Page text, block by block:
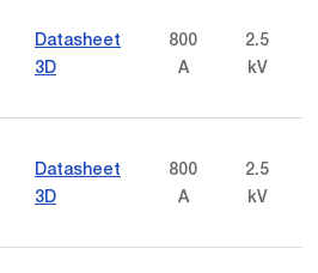
Datasheet
3D
800
A
2.5
kV
Datasheet
3D
800
A
2.5
kV